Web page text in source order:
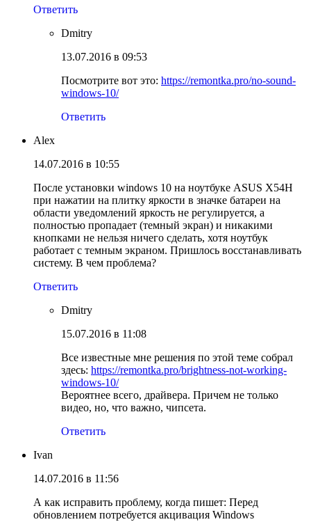
Ответить
Dmitry
13.07.2016 в 09:53
Посмотрите вот это: https://remontka.pro/no-sound-
windows-10/
Ответить
Alex
14.07.2016 в 10:55
После установки windows 10 на ноутбуке ASUS X54H
при нажатии на плитку яркости в значке батареи на
области уведомлений яркость не регулируется, а
полностью пропадает (темный экран) и никакими
кнопками не нельзя ничего сделать, хотя ноутбук
работает с темным экраном. Пришлось восстанавливать
систему. В чем проблема?
Ответить
Dmitry
15.07.2016 в 11:08
Все известные мне решения по этой теме собрал
здесь: https://remontka.pro/brightness-not-working-
windows-10/
Вероятнее всего, драйвера. Причем не только
видео, но, что важно, чипсета.
Ответить
Ivan
14.07.2016 в 11:56
А как исправить проблему, когда пишет: Перед
обновлением потребуется акцивация Windows